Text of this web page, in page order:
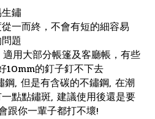
鏽
一而終，不會有短的細容易
題
適用大部分帳篷及客廳帳，有些
10mm的釘子釘不下去
鋼, 但是有含碳的不鏽鋼, 在潮
點點鏽斑, 建議使用後還是要
跟你一輩子都打不壞!